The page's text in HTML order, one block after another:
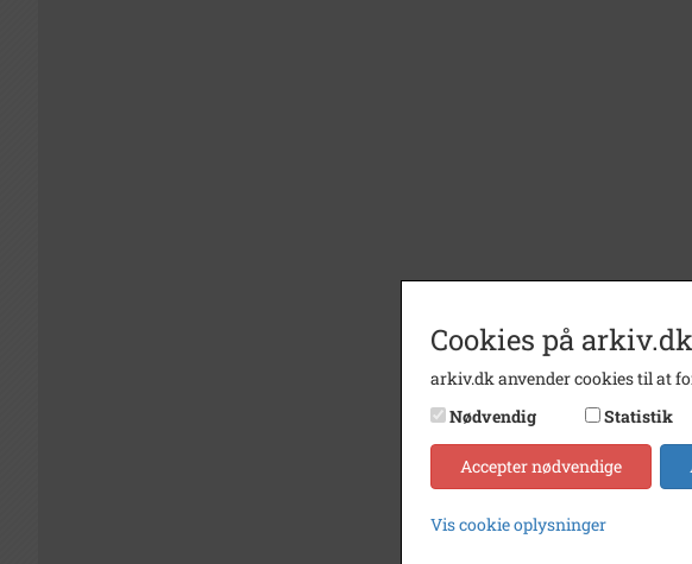
Cookies på arkiv.dk
arkiv.dk anvender cookies til at
Nødvendig
Statistik
Accepter nødvendige
Vis cookie oplysninger